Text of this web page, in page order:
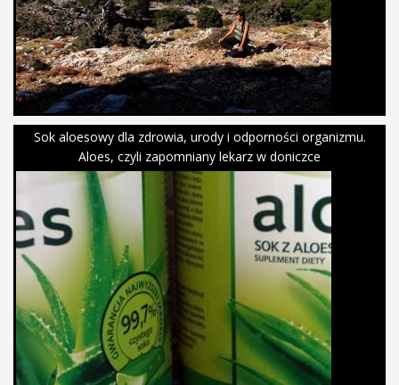
Sok aloesowy dla zdrowia, urody i odporności organizmu.
Aloes, czyli zapomniany lekarz w doniczce